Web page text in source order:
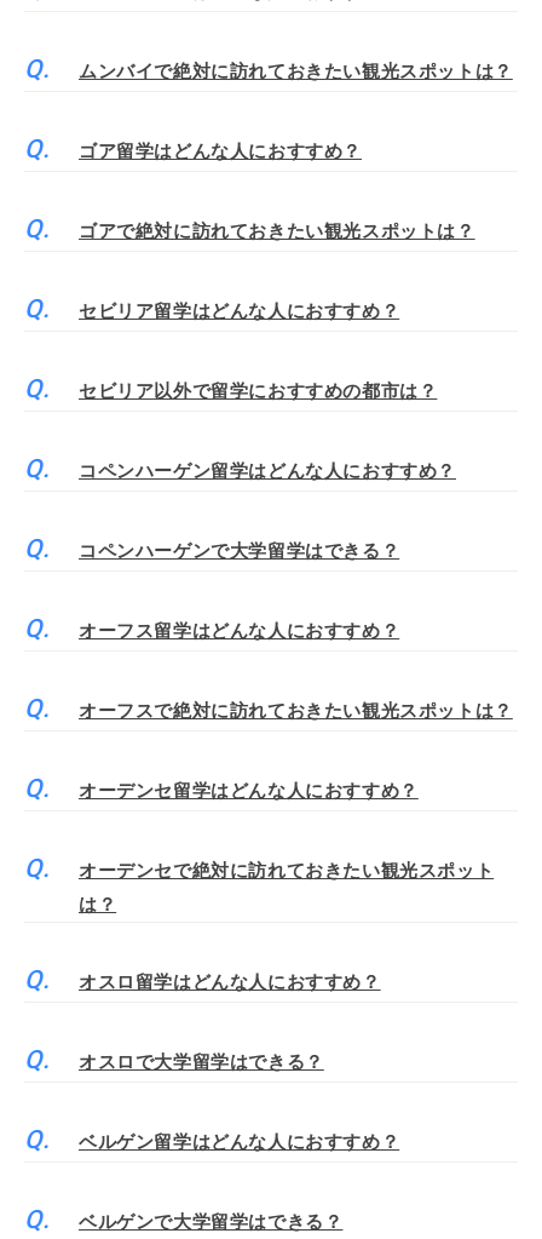
ムンバイで絶対に訪れておきたい観光スポットは？
ゴア留学はどんな人におすすめ？
ゴアで絶対に訪れておきたい観光スポットは？
セビリア留学はどんな人におすすめ？
セビリア以外で留学におすすめの都市は？
コペンハーゲン留学はどんな人におすすめ？
コペンハーゲンで大学留学はできる？
オーフス留学はどんな人におすすめ？
オーフスで絶対に訪れておきたい観光スポットは？
オーデンセ留学はどんな人におすすめ？
オーデンセで絶対に訪れておきたい観光スポット
は？
オスロ留学はどんな人におすすめ？
オスロで大学留学はできる？
ベルゲン留学はどんな人におすすめ？
ベルゲンで大学留学はできる？